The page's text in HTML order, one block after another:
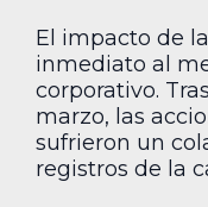
El impacto de
inmediato al
corporativo.
marzo, las
sufrieron un
registros de la